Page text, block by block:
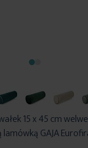
15 x 45 cm
GAJA